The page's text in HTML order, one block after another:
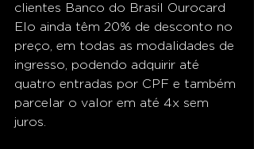
clientes Banco do Brasil Ourocard
Elo ainda têm 20% de desconto no
preço, em todas as modalidades de
ingresso, podendo adquirir até
quatro entradas por CPF e também
parcelar o valor em até 4x sem
juros.